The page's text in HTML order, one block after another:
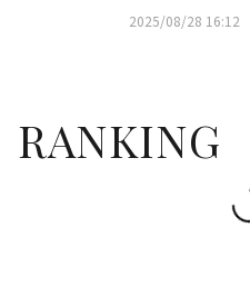
2025/08/28 16:12
RANKING